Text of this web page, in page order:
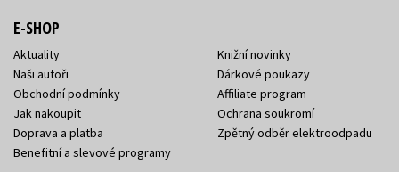
E-SHOP
Aktuality
Naši autoři
Obchodní podmínky
Jak nakoupit
Doprava a platba
Benefitní a slevové programy
Knižní novinky
Dárkové poukazy
Affiliate program
Ochrana soukromí
Zpětný odběr elektroodpadu